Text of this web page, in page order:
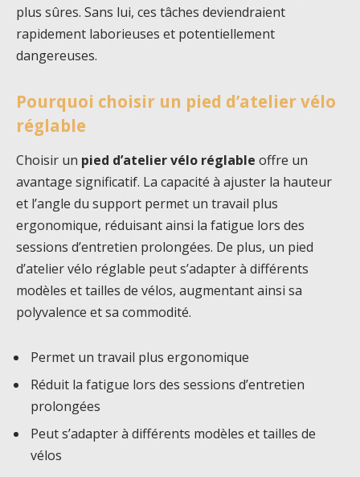
plus sûres. Sans lui, ces tâches deviendraient
rapidement laborieuses et potentiellement
dangereuses.
Pourquoi choisir un pied d’atelier vélo
réglable
Choisir un pied d’atelier vélo réglable offre un
avantage significatif. La capacité à ajuster la hauteur
et l’angle du support permet un travail plus
ergonomique, réduisant ainsi la fatigue lors des
sessions d’entretien prolongées. De plus, un pied
d’atelier vélo réglable peut s’adapter à différents
modèles et tailles de vélos, augmentant ainsi sa
polyvalence et sa commodité.
Permet un travail plus ergonomique
Réduit la fatigue lors des sessions d’entretien
prolongées
Peut s’adapter à différents modèles et tailles de
vélos